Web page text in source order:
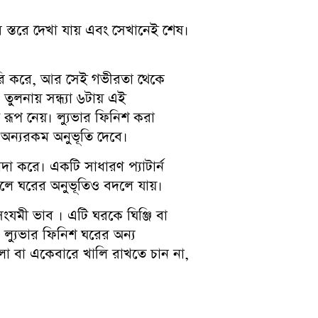
দেখা যায় এবং সেখানেই শেষ।
করে, আর সেই গভীরতা থেকে
সন্ধ্যা ৬টায় এই
রূপ নেয়। ল্যুভার ফিনিশ করা
অনুভূতি দেবে।
করে। একটি সাধারণ প্যাটার্ন
ঘরের অনুভূতিও বদলে যায়।
ভাব । এটি ঘরকে ঘিঞ্জি বা
ল্যুভার ফিনিশ ঘরের অন্য
একেবারে খালি রাখতে চান না,